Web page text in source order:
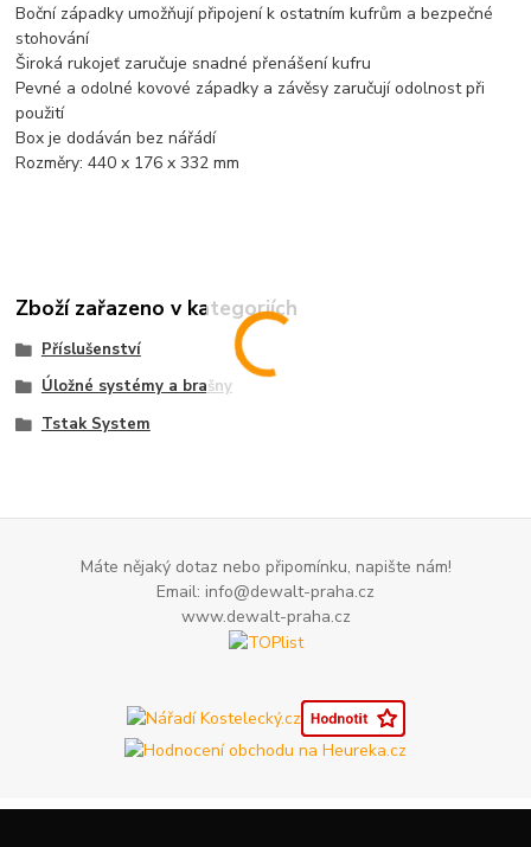
Boční západky umožňují připojení k ostatním kufrům a bezpečné
stohování
Široká rukojeť zaručuje snadné přenášení kufru
Pevné a odolné kovové západky a závěsy zaručují odolnost při
použití
Box je dodáván bez nářádí
Rozměry: 440 x 176 x 332 mm
Zboží zařazeno v kategoriích
Příslušenství
Úložné systémy a brašny
Tstak System
Máte nějaký dotaz nebo připomínku, napište nám!
Email: info@dewalt-praha.cz
www.dewalt-praha.cz